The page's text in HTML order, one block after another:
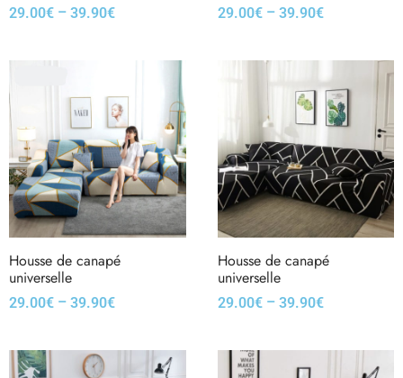
29.00€ – 39.90€ 29.00€– 39.90€
Housse de canapé
universelle
29.00€ – 39.90€
Housse de canapé
universelle
29.00€– 39.90€